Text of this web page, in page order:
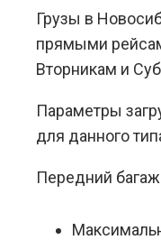
Грузы в
прямыми
Вторникам и
Параметры
для данного
Передний